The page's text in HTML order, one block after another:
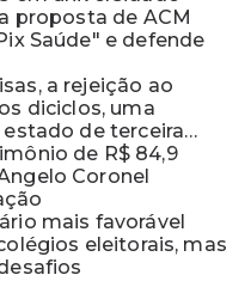
proposta de ACM
Saúde" e defende
a rejeição ao
diciclos, uma
de terceira
de R$ 84,9
Coronel
mais favorável
eleitorais, mas